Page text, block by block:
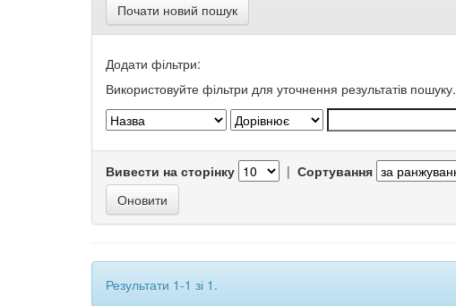
Почати новий пошук
Додати фільтри:
Використовуйте фільтри для уточнення результатів пошуку.
Вивести на сторінку | Сортування
Результати 1-1 зі 1.